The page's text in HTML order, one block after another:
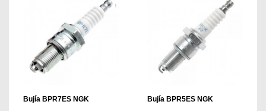
Bujía BPR7ES NGK Bujía BPR5ES NGK